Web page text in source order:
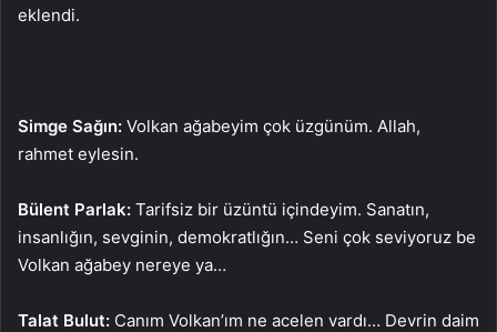
eklendi.
Simge Sağın: Volkan ağabeyim çok üzgünüm. Allah,
rahmet eylesin.
Bülent Parlak: Tarifsiz bir üzüntü içindeyim. Sanatın,
insanlığın, sevginin, demokratlığın… Seni çok seviyoruz be
Volkan ağabey nereye ya…
Talat Bulut: Canım Volkan’ım ne acelen vardı… Devrin daim